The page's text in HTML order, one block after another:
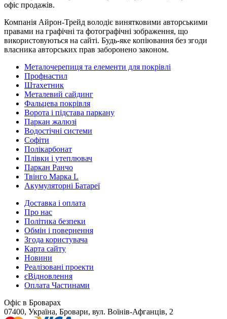
офіс продажів.
Компанія Айрон-Трейд володіє винятковими авторськими
правами на графічні та фотографічні зображення, що
використовуються на сайті. Будь-яке копіювання без згоди
власника авторських прав заборонено законом.
Металочерепиця та елементи для покрівлі
Профнастил
Штахетник
Металевий сайдинг
Фальцева покрівля
Ворота і підстава паркану
Паркан жалюзі
Водостічні системи
Софіти
Полікарбонат
Плівки і утеплювач
Паркан Ранчо
Твінго Марка L
Акумуляторні Батареї
Доставка і оплата
Про нас
Політика безпеки
Обмін і повернення
Згода користувача
Карта сайту
Новини
Реалізовані проекти
єВідновлення
Оплата Частинами
Офіс в Броварах
07400, Україна, Бровари, вул. Воїнів-Афганців, 2